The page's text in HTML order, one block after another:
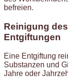
befreien.
Reinigung
Entgiftungen
Eine Entgiftung
Substanzen und
Jahre oder